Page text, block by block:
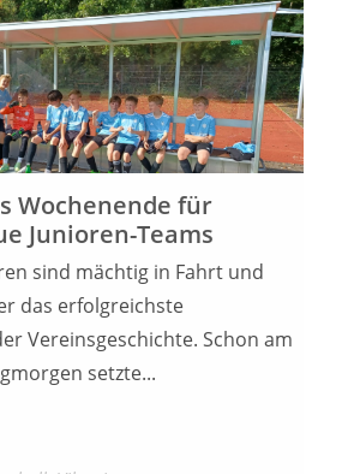
Wochenende für
Junioren-Teams
sind mächtig in Fahrt und
das erfolgreichste
Vereinsgeschichte. Schon am
setzte...